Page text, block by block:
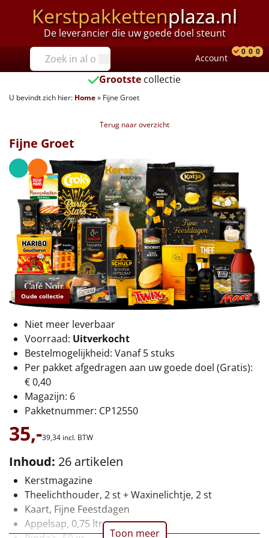
Kerstpakkettenplaza.nl
De leverancier die uw goede doel steunt
Prijzen
Tot €25
€25 tot €35
€40 tot €45
€45 tot €50
€50 tot €55
€55 tot €75
€75 tot €100
€100 en hoger
Alle kerstpakketten 2026
Thema
Origineel
Rituals
Luxe
Mannen
Vrouwen
Duurzaam
Account
0 0 0
Grootste collectie
U bevindt zich hier: Home» Fijne Groet
Terug naar overzicht
Oude collectie
Fijne Groet
Niet meer leverbaar
Voorraad: Uitverkocht
Bestelmogelijkheid: Vanaf 5 stuks
Per pakket afgedragen aan uw goede doel (Gratis):
€ 0,40
Magazijn: 6
Pakketnummer: CP12550
35,-39,34 incl. BTW
Inhoud: 26 artikelen
Kerstmagazine
Theelichthouder, 2 st + Waxinelichtje, 2 st
Kaart, Fijne Feestdagen
Appelsap, 0,75 ltr
Toon meer